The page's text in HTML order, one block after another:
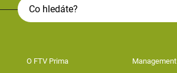
O FTV Prima Management